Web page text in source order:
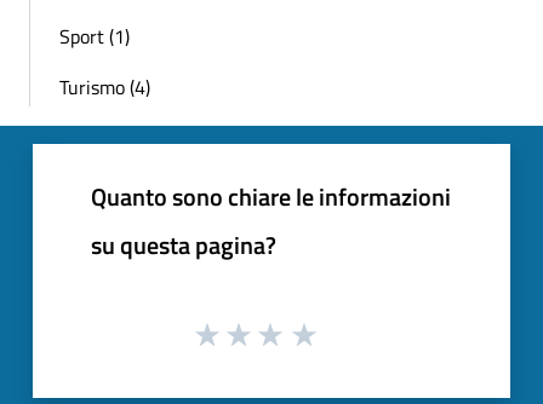
Sport (1)
Turismo (4)
Quanto sono chiare le informazioni
su questa pagina?